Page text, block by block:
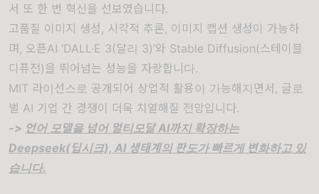
서 또 한 번 혁신을 선보였습니다.
고품질 이미지 생성, 시각적 추론, 이미지 캡션 생성이 가능하
며, 오픈AI ‘DALL·E 3(달리 3)’와 Stable Diffusion(스테이블
디퓨전)을 뛰어넘는 성능을 자랑합니다.
MIT 라이선스로 공개되어 상업적 활용이 가능해지면서, 글로
벌 AI 기업 간 경쟁이 더욱 치열해질 전망입니다.
-> 언어 모델을 넘어 멀티모달 AI까지 확장하는
Deepseek(딥시크), AI 생태계의 판도가 빠르게 변화하고 있
습니다.